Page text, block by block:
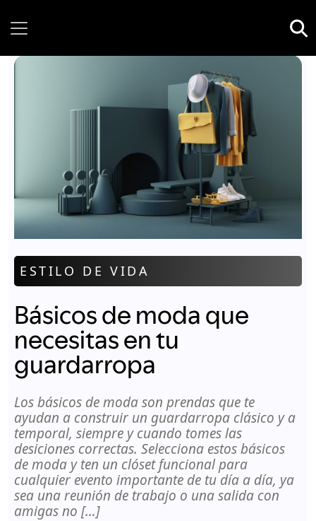
ESTILO DE VIDA
Básicos de moda que
necesitas en tu
guardarropa
Los básicos de moda son prendas que te
ayudan a construir un guardarropa clásico y a
temporal, siempre y cuando tomes las
desiciones correctas. Selecciona estos básicos
de moda y ten un clóset funcional para
cualquier evento importante de tu día a día, ya
sea una reunión de trabajo o una salida con
amigas no […]